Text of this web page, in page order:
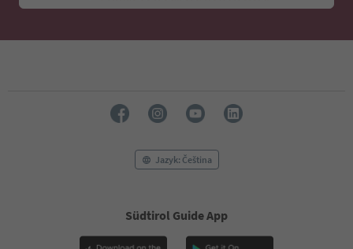
Jazyk: Čeština
Südtirol Guide App